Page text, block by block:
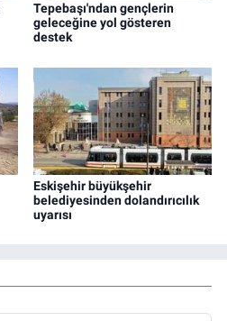
Tepebaşı'ndan gençlerin
geleceğine yol gösteren
destek
Eskişehir büyükşehir
belediyesinden dolandırıcılık
uyarısı